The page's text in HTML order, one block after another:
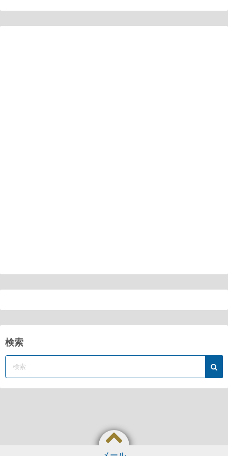
検索